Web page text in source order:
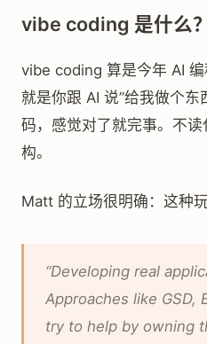
vibe coding 是什么
vibe coding 算是今年 AI
就是你跟 AI 说”给我做个东
码，感觉对了就完事。不
构。
Matt 的立场很明确：这种
“Developing real
Approaches like GSD,
try to help by owning